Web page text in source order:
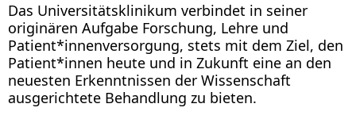
Das Universitätsklinikum verbindet in seiner
originären Aufgabe Forschung, Lehre und
Patient*innenversorgung, stets mit dem Ziel, den
Patient*innen heute und in Zukunft eine an den
neuesten Erkenntnissen der Wissenschaft
ausgerichtete Behandlung zu bieten.